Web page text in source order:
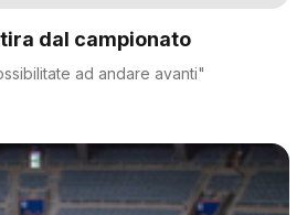
dal campionato
ad andare avanti"